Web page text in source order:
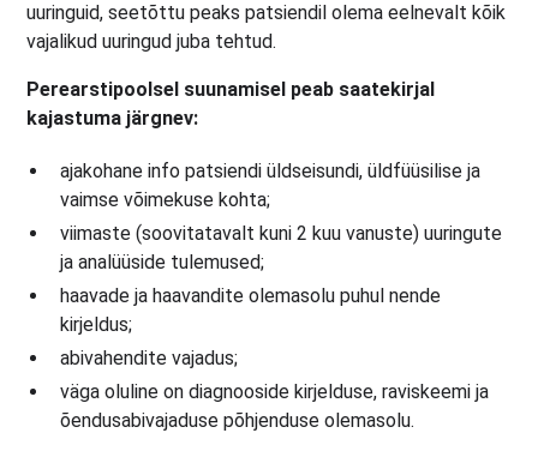
uuringuid, seetõttu peaks patsiendil olema eelnevalt kõik
vajalikud uuringud juba tehtud.
Perearstipoolsel suunamisel peab saatekirjal
kajastuma järgnev:
ajakohane info patsiendi üldseisundi, üldfüüsilise ja
vaimse võimekuse kohta;
viimaste (soovitatavalt kuni 2 kuu vanuste) uuringute
ja analüüside tulemused;
haavade ja haavandite olemasolu puhul nende
kirjeldus;
abivahendite vajadus;
väga oluline on diagnooside kirjelduse, raviskeemi ja
õendusabivajaduse põhjenduse olemasolu.